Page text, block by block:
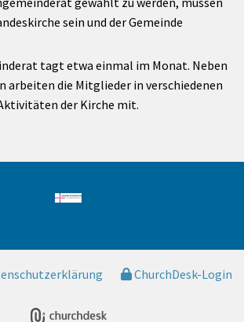
sein und der Gemeinde
tagt etwa einmal im Monat. Neben
arbeiten die Mitglieder in verschiedenen
der Kirche mit.
ChurchDesk-Login